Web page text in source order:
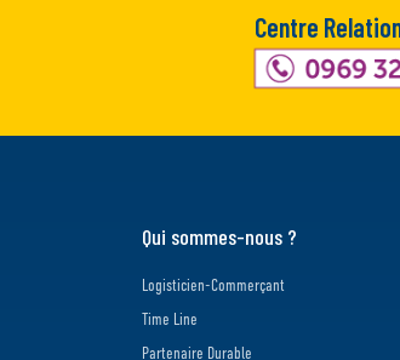
Centre
Qui sommes-nous ?
Logisticien-Commerçant
Time Line
Partenaire Durable